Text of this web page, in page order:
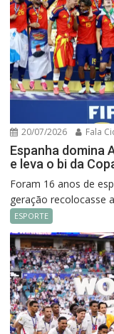
20/07/2026 Fala
Espanha domina
e leva o bi da
Foram 16 anos de
geração recolocasse
ESPORTE